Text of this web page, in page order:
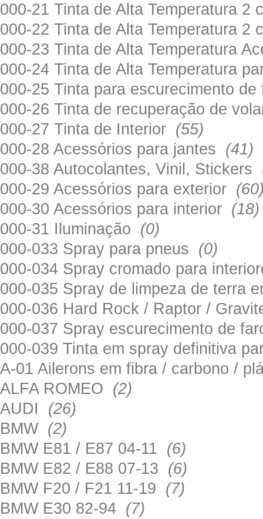
000-21 Tinta de Alta Temperatura
000-22 Tinta de Alta Temperatura
000-23 Tinta de Alta Temperatura
000-24 Tinta de Alta Temperatura
000-25 Tinta para escurecimento
000-26 Tinta de recuperação de
000-27 Tinta de Interior (55)
000-28 Acessórios para jantes (41)
000-38 Autocolantes, Vinil, Stickers
000-29 Acessórios para exterior
000-30 Acessórios para interior (18)
000-31 Iluminação (0)
000-033 Spray para pneus (0)
000-034 Spray cromado para
000-035 Spray de limpeza de terra
000-036 Hard Rock / Raptor /
000-037 Spray escurecimento de
000-039 Tinta em spray definitiva
A-01 Ailerons em fibra / carbono /
ALFA ROMEO (2)
AUDI (26)
BMW (2)
BMW E81 / E87 04-11 (6)
BMW E82 / E88 07-13 (6)
BMW F20 / F21 11-19 (7)
BMW E30 82-94 (7)